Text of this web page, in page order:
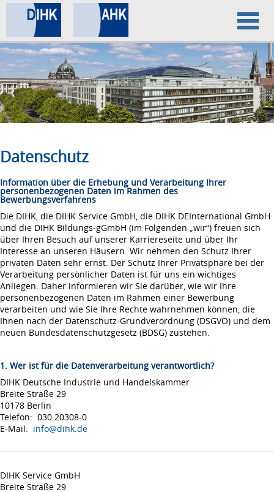
Home
Datenschutz
Impressum
Datenschutz
Information über die Erhebung und Verarbeitung Ihrer
personenbezogenen Daten im Rahmen des
Bewerbungsverfahrens
Die DIHK, die DIHK Service GmbH, die DIHK DEInternational GmbH
und die DIHK Bildungs-gGmbH (im Folgenden „wir“) freuen sich
über Ihren Besuch auf unserer Karriereseite und über Ihr
Interesse an unseren Häusern. Wir nehmen den Schutz Ihrer
privaten Daten sehr ernst. Der Schutz Ihrer Privatsphäre bei der
Verarbeitung persönlicher Daten ist für uns ein wichtiges
Anliegen. Daher informieren wir Sie darüber, wie wir Ihre
personenbezogenen Daten im Rahmen einer Bewerbung
verarbeiten und wie Sie Ihre Rechte wahrnehmen können, die
Ihnen nach der Datenschutz-Grundverordnung (DSGVO) und dem
neuen Bundesdatenschutzgesetz (BDSG) zustehen.
1. Wer ist für die Datenverarbeitung verantwortlich?
DIHK Deutsche Industrie und Handelskammer
Breite Straße 29
10178 Berlin
Telefon: 030 20308-0
E-Mail: info@dihk.de
DIHK Service GmbH
Breite Straße 29